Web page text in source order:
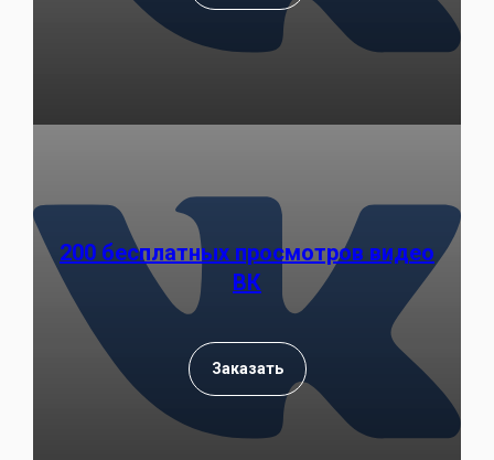
200 бесплатных просмотров видео
ВК
Заказать